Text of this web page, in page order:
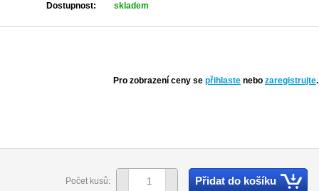
Dostupnost: skladem
Pro zobrazení ceny se přihlaste nebo zaregistrujte.
Počet kusů: Přidat do košíku